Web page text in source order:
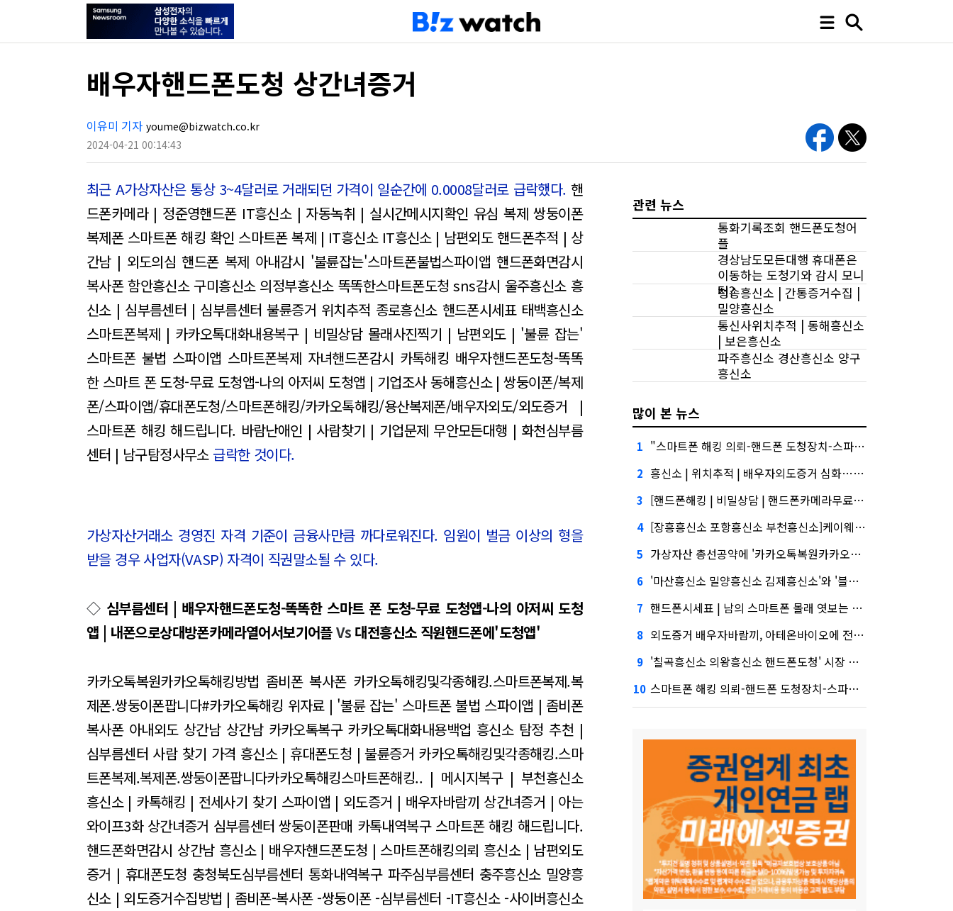
배우자핸드폰도청 상간녀증거
이유미 기자 youme@bizwatch.co.kr
2024-04-21 00:14:43
최근 A가상자산은 통상 3~4달러로 거래되던 가격이 일순간에 0.0008달러로 급락했다. 핸
드폰카메라 | 정준영핸드폰 IT흥신소 | 자동녹취 | 실시간메시지확인 유심 복제 쌍둥이폰
복제폰 스마트폰 해킹 확인 스마트폰 복제 | IT흥신소 IT흥신소 | 남편외도 핸드폰추적 | 상
간남 | 외도의심 핸드폰 복제 아내감시 '불륜잡는'스마트폰불법스파이앱 핸드폰화면감시
복사폰 함안흥신소 구미흥신소 의정부흥신소 똑똑한스마트폰도청 sns감시 울주흥신소 흥
신소 | 심부름센터 | 심부름센터 불륜증거 위치추적 종로흥신소 핸드폰시세표 태백흥신소
스마트폰복제 | 카카오톡대화내용복구 | 비밀상담 몰래사진찍기 | 남편외도 | '불륜 잡는'
스마트폰 불법 스파이앱 스마트폰복제 자녀핸드폰감시 카톡해킹 배우자핸드폰도청-똑똑
한 스마트 폰 도청-무료 도청앱-나의 아저씨 도청앱 | 기업조사 동해흥신소 | 쌍둥이폰/복제
폰/스파이앱/휴대폰도청/스마트폰해킹/카카오톡해킹/용산복제폰/배우자외도/외도증거 |
스마트폰 해킹 해드립니다. 바람난애인 | 사람찾기 | 기업문제 무안모든대행 | 화천심부름
센터 | 남구탐정사무소급락한 것이다.
가상자산거래소 경영진 자격 기준이 금융사만큼 까다로워진다. 임원이 벌금 이상의 형을
받을 경우 사업자(VASP) 자격이 직권말소될 수 있다.
◇ 심부름센터 | 배우자핸드폰도청-똑똑한 스마트 폰 도청-무료 도청앱-나의 아저씨 도청
앱 | 내폰으로상대방폰카메라열어서보기어플Vs 대전흥신소 직원핸드폰에'도청앱'
카카오톡복원카카오톡해킹방법 좀비폰 복사폰 카카오톡해킹및각종해킹.스마트폰복제.복
제폰.쌍둥이폰팝니다#카카오톡해킹 위자료 | '불륜 잡는' 스마트폰 불법 스파이앱 | 좀비폰
복사폰 아내외도 상간남 상간남 카카오톡복구 카카오톡대화내용백업 흥신소 탐정 추천 |
심부름센터 사람 찾기 가격 흥신소 | 휴대폰도청 | 불륜증거 카카오톡해킹및각종해킹.스마
트폰복제.복제폰.쌍둥이폰팝니다카카오톡해킹스마트폰해킹.. | 메시지복구 | 부천흥신소
흥신소 | 카톡해킹 | 전세사기 찾기 스파이앱 | 외도증거 | 배우자바람끼 상간녀증거 | 아는
와이프3화 상간녀증거 심부름센터 쌍둥이폰판매 카톡내역복구 스마트폰 해킹 해드립니다.
핸드폰화면감시 상간남 흥신소 | 배우자핸드폰도청 | 스마트폰해킹의뢰 흥신소 | 남편외도
증거 | 휴대폰도청 충청북도심부름센터 통화내역복구 파주심부름센터 충주흥신소 밀양흥
신소 | 외도증거수집방법 | 좀비폰-복사폰 -쌍둥이폰 -심부름센터 -IT흥신소 -사이버흥신소
관련 뉴스
통화기록조회 핸드폰도청어
플
경상남도모든대행 휴대폰은
이동하는 도청기와 감시 모니
터?
청송흥신소 | 간통증거수집 |
밀양흥신소
통신사위치추적 | 동해흥신소
| 보은흥신소
파주흥신소 경산흥신소 양구
흥신소
많이 본 뉴스
1 "스마트폰 해킹 의뢰-핸드폰 도청장치-스파이앱 원격설치. 관련주, 버블 주의보"
2 흥신소 | 위치추적 | 배우자외도증거 심화…무엇이 갈랐나
3 [핸드폰해킹 | 비밀상담 | 핸드폰카메라무료도청앱 | 쌍둥이폰판매]건설사-금융사 간 'PF 매칭 플랫폼' 생긴다
4 [장흥흥신소 포항흥신소 부천흥신소]케이웨더‧코셈‧이에이트 상장…'슈퍼위크' 열기 이어갈까
5 가상자산 총선공약에 '카카오톡복원카카오톡해킹방법 쌍둥이폰/복제폰/휴대폰도청/카카오톡해킹/스마트폰해킹/용산복제폰/스파이앱/어플' 담기나
6 '마산흥신소 밀양흥신소 김제흥신소'와 '블랙 리스트' 사이…쿠팡 둘러싼 논란
7 핸드폰시세표 | 남의 스마트폰 몰래 엿보는 도청 어플 사용법 및 스파이앱 다운로드 | 무료도청앱, '마이크로바이옴' 신약개발 나선 이유
8 외도증거 배우자바람끼, 아테온바이오에 전략적 투자
9 '칠곡흥신소 의왕흥신소 핸드폰도청' 시장 열렸다…LG 먼저 '첫 테이프'
10 스마트폰 해킹 의뢰-핸드폰 도청장치-스파이앱 원격설치.알리·테무 공습에 미소짓는 네카오